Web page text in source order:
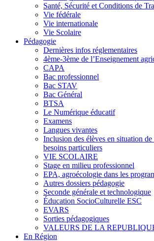
Santé, Sécurité et Conditions de
Vie fédérale
Vie internationale
Vie Scolaire
Pédagogie
Dernières infos réglementaires
4ème-3ème de l’Enseignement
CAPA
Bac professionnel
Bac STAV
Bac Général
BTSA
Le Numérique éducatif
Examens
Langues vivantes
Inclusion des élèves en situation de
besoins particuliers
VIE SCOLAIRE
Stage en milieu professionnel
EPA, agroécologie dans les
Autres dossiers pédagogie
Seconde générale et technologique
Éducation SocioCulturelle ESC
EVARS
Sorties pédagogiques
VALEURS DE LA
En Région